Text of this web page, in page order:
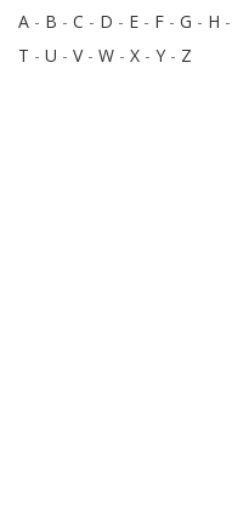
A - B - C - D - E - F - G - H -
T - U - V- W - X - Y - Z